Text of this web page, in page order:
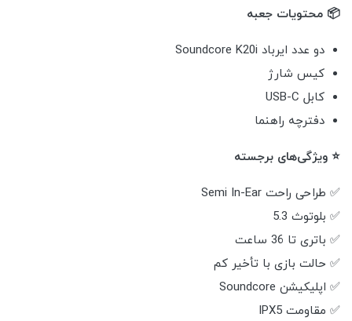
📦 محتویات جعبه
دو عدد ایرباد Soundcore K20i
کیس شارژ
کابل USB-C
دفترچه راهنما
⭐ ویژگی‌های برجسته
✅ طراحی راحت Semi In-Ear
✅ بلوتوث 5.3
✅ باتری تا 36 ساعت
✅ حالت بازی با تأخیر کم
✅ اپلیکیشن Soundcore
✅ مقاومت IPX5